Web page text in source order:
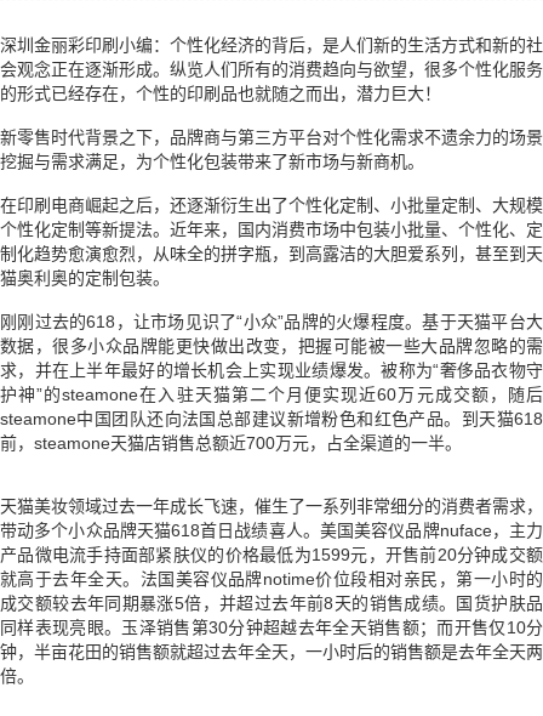
深圳金丽彩印刷小编：个性化经济的背后，是人们新的生活方式和新的社
会观念正在逐渐形成。纵览人们所有的消费趋向与欲望，很多个性化服务
的形式已经存在，个性的印刷品也就随之而出，潜力巨大！
新零售时代背景之下，品牌商与第三方平台对个性化需求不遗余力的场景
挖掘与需求满足，为个性化包装带来了新市场与新商机。
在印刷电商崛起之后，还逐渐衍生出了个性化定制、小批量定制、大规模
个性化定制等新提法。近年来，国内消费市场中包装小批量、个性化、定
制化趋势愈演愈烈，从味全的拼字瓶，到高露洁的大胆爱系列，甚至到天
猫奥利奥的定制包装。
刚刚过去的618，让市场见识了“小众”品牌的火爆程度。基于天猫平台大
数据，很多小众品牌能更快做出改变，把握可能被一些大品牌忽略的需
求，并在上半年最好的增长机会上实现业绩爆发。被称为“奢侈品衣物守
护神”的steamone在入驻天猫第二个月便实现近60万元成交额，随后
steamone中国团队还向法国总部建议新增粉色和红色产品。到天猫618
前，steamone天猫店销售总额近700万元，占全渠道的一半。
天猫美妆领域过去一年成长飞速，催生了一系列非常细分的消费者需求，
带动多个小众品牌天猫618首日战绩喜人。美国美容仪品牌nuface，主力
产品微电流手持面部紧肤仪的价格最低为1599元，开售前20分钟成交额
就高于去年全天。法国美容仪品牌notime价位段相对亲民，第一小时的
成交额较去年同期暴涨5倍，并超过去年前8天的销售成绩。国货护肤品
同样表现亮眼。玉泽销售第30分钟超越去年全天销售额；而开售仅10分
钟，半亩花田的销售额就超过去年全天，一小时后的销售额是去年全天两
倍。